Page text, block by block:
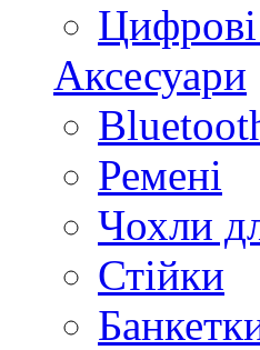
Аксесуари
Ремені
Чохли
Стійки